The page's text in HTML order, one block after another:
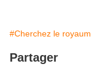
#Cherchez le
Partager